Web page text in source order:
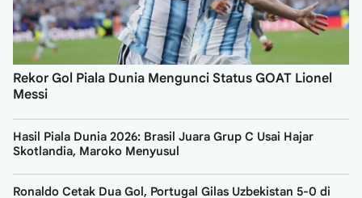
Rekor Gol Piala Dunia Mengunci Status GOAT Lionel
Messi
Hasil Piala Dunia 2026: Brasil Juara Grup C Usai Hajar
Skotlandia, Maroko Menyusul
Ronaldo Cetak Dua Gol, Portugal Gilas Uzbekistan 5-0 di